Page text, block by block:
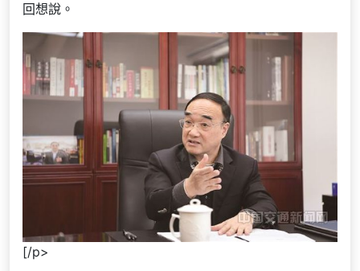
回想說。
[/p>